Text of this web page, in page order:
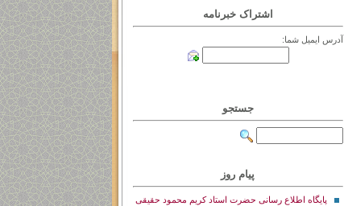
اشتراک خبرنامه
آدرس ایمیل شما:
جستجو
پیام روز
پایگاه اطلاع رسانی حضرت استاد کریم محمود حقیقی